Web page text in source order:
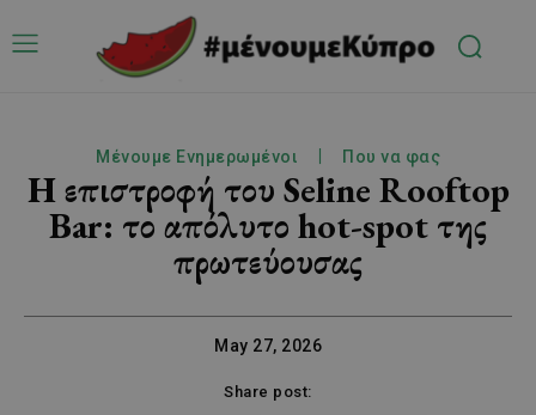
Μένουμε Ενημερωμένοι Που να φας
Η επιστροφή του Seline Rooftop
Bar: το απόλυτο hot-spot της
πρωτεύουσας
May 27, 2026
Share post: